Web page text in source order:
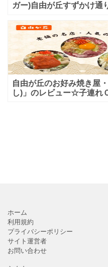
ガー)自由が丘すずかけ通
自由が丘のお好み焼き屋
し)」のレビュー☆子連れ
ホーム
利用規約
プライバシーポリシー
サイト運営者
お問い合わせ